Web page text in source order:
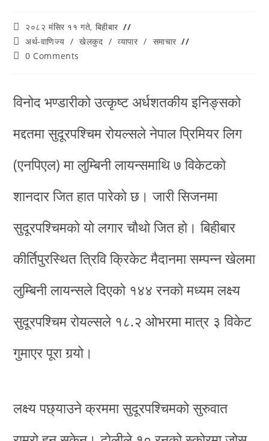
२०८२ मंसिर ११ गते, बिहीबार
अर्थ-वाणिज्य / खेलकुद / व्यापार / समाचार
0 Comments
विनोद भण्डारीको उत्कृष्ट अर्धशतकीय इनिङ्सको
मद्दतमा सुदूरपश्चिम रोयल्सले नेपाल प्रिमियर लिग
(एनपिएल) मा लुम्बिनी लायन्समाथि ७ विकेटको
शानदार जित हात पारेको छ। जारी सिजनमा
सुदूरपश्चिमको यो लगार चाैथो जित हो। बिहीबार
कीर्तिपुरस्थित त्रिवि क्रिकेट मैदानमा सम्पन्न खेलमा
लुम्बिनी लायन्सले दिएको १४४ रनको मध्यम लक्ष्य
सुदूरपश्चिम रोयल्सले १८.२ ओभरमा मात्र ३ विकेट
गुमाएर पूरा गर्‍यो।
लक्ष्य पछ्याउने क्रममा सुदूरपश्चिमको सुरुवात